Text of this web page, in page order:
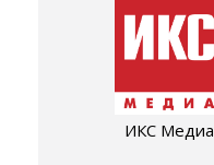
ИКС Медиа